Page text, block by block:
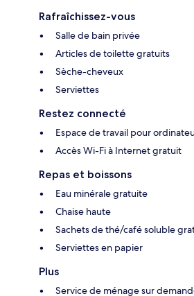
Rafraîchissez-vous
Salle de bain privée
Articles de toilette gratuits
Sèche-cheveux
Serviettes
Restez connecté
Espace de travail pour
Accès Wi-Fi à Internet gratuit
Repas et boissons
Eau minérale gratuite
Chaise haute
Sachets de thé/café soluble
Serviettes en papier
Plus
Service de ménage sur